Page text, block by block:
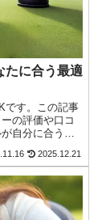
たに合う最適
です。この記事
の評価や口コ
自分に合うの
サイツ』ナビ
2025.12.21